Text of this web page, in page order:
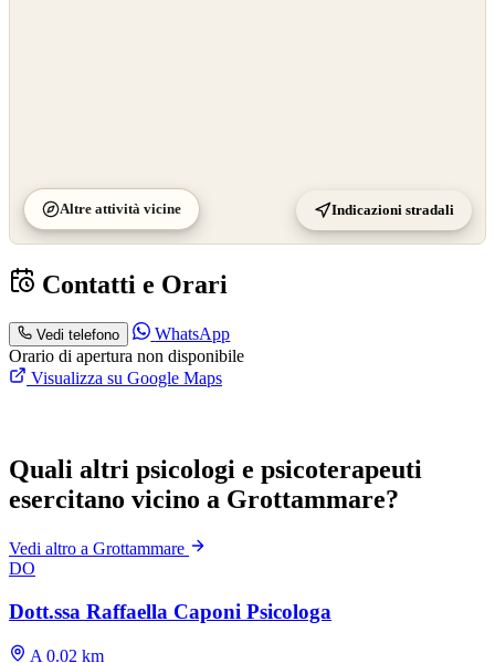
Altre attività vicine Indicazioni stradali
Contatti e Orari
Vedi telefono
WhatsApp
Orario di apertura non disponibile
Visualizza su Google Maps
Quali altri psicologi e psicoterapeuti
esercitano vicino a Grottammare?
Vedi altro a Grottammare
DO
Dott.ssa Raffaella Caponi Psicologa
A 0.02 km